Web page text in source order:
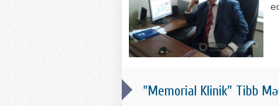
"Memorial Klinik" Tibb